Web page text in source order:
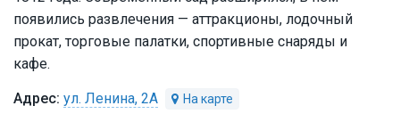
появились развлечения — аттракционы, лодочный
прокат, торговые палатки, спортивные снаряды и
кафе.
ул. Ленина, 2А